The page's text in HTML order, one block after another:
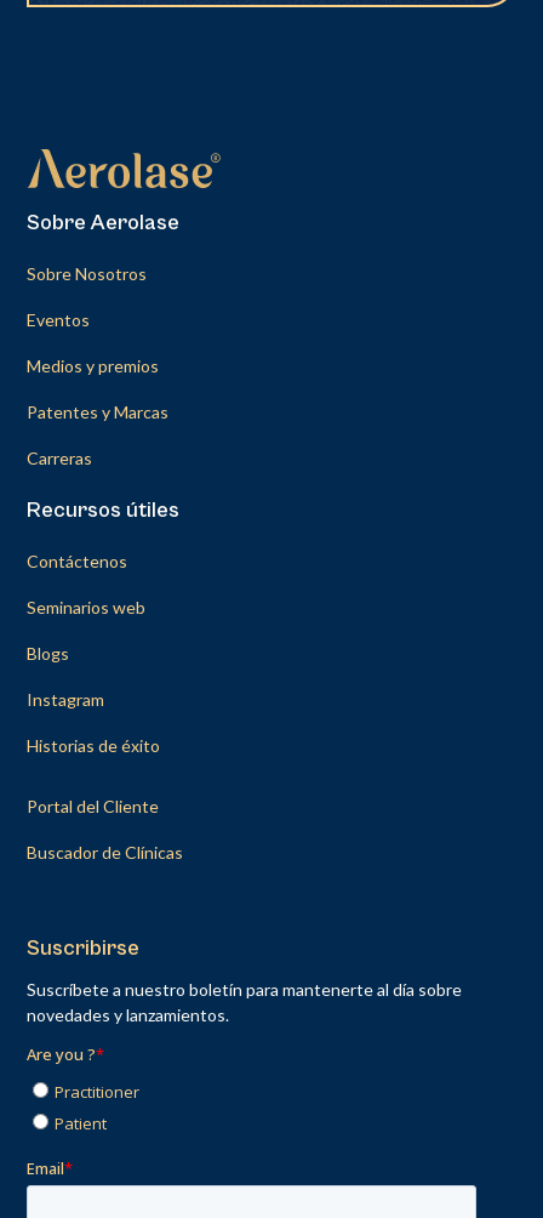
Sobre Aerolase
Sobre Nosotros
Eventos
Medios y premios
Patentes y Marcas
Carreras
Recursos útiles
Contáctenos
Seminarios web
Blogs
Instagram
Historias de éxito
Portal del Cliente
Buscador de Clínicas
Suscribirse
Suscríbete a nuestro boletín para mantenerte al día sobre
novedades y lanzamientos.